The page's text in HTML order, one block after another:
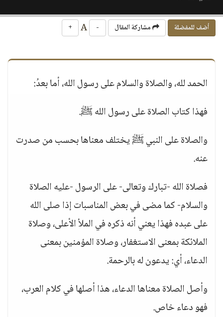
أضف للمفضلة مشاركة المقال -
+
الحمد لله، والصلاة والسلام على رسول الله، أما بعدُ:
فهذا كتاب الصلاة على رسول الله ﷺ.
والصلاة على النبي ﷺ يختلف معناها بحسب من صدرت
عنه.
فصلاة الله -تبارك وتعالى- على الرسول -عليه الصلاة
والسلام- كما مضى في بعض المناسبات إذا صلى الله
على عبده فهذا يعني أنه ذكره في الملأ الأعلى، وصلاة
الملائكة بمعنى الاستغفار، وصلاة المؤمنين بمعنى
الدعاء، أي: يدعون له بالرحمة.
وأصل الصلاة معناها الدعاء، هذا أصلها في كلام العرب،
فهو دعاء خاص.